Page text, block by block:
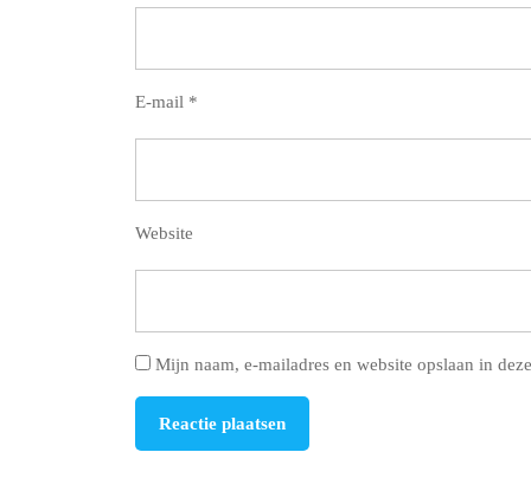
E-mail *
Website
Mijn naam, e-mailadres en website opslaan in